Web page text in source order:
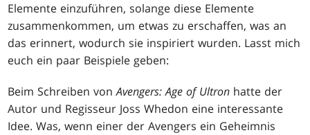
Elemente einzuführen, solange diese Elemente
zusammenkommen, um etwas zu erschaffen, was an
das erinnert, wodurch sie inspiriert wurden. Lasst mich
euch ein paar Beispiele geben:
Beim Schreiben vonAvengers: Age of Ultron hatte der
Autor und Regisseur Joss Whedon eine interessante
Idee. Was, wenn einer der Avengers ein Geheimnis